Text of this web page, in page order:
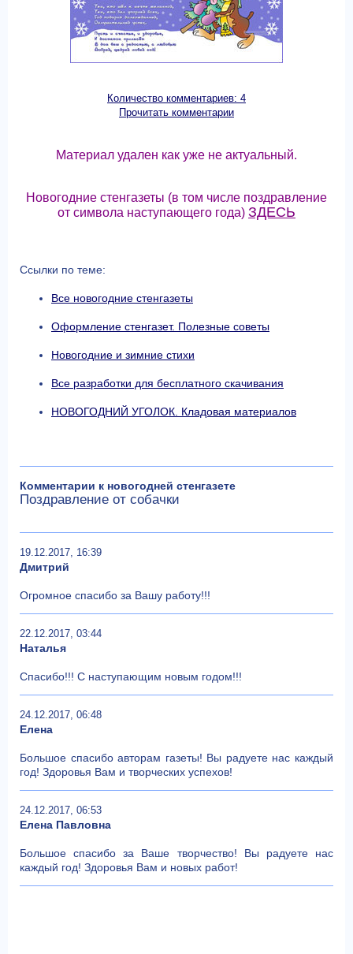
Количество комментариев: 4
Прочитать комментарии
Материал удален как уже не актуальный.
Новогодние стенгазеты (в том числе поздравление
от символа наступающего года) ЗДЕСЬ
Ссылки по теме:
Все новогодние стенгазеты
Оформление стенгазет. Полезные советы
Новогодние и зимние стихи
Все разработки для бесплатного скачивания
НОВОГОДНИЙ УГОЛОК. Кладовая материалов
Комментарии к новогодней стенгазете
Поздравление от собачки
19.12.2017, 16:39
Дмитрий
Огромное спасибо за Вашу работу!!!
22.12.2017, 03:44
Наталья
Спасибо!!! С наступающим новым годом!!!
24.12.2017, 06:48
Елена
Большое спасибо авторам газеты! Вы радуете нас каждый
год! Здоровья Вам и творческих успехов!
24.12.2017, 06:53
Елена Павловна
Большое спасибо за Ваше творчество! Вы радуете нас
каждый год! Здоровья Вам и новых работ!